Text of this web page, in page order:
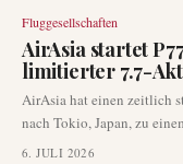
Fluggesellschaften
AirAsia startet
limitierter 7.7-
AirAsia hat einen zeitlich
nach Tokio, Japan, zu
Diese einstündige Aktion
6. JULI 2026